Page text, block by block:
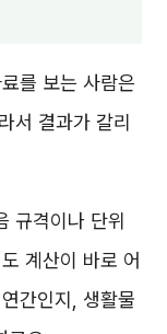
를 보는 사람은
서 결과가 갈리
규격이나 단위
계산이 바로 어
간인지, 생활물